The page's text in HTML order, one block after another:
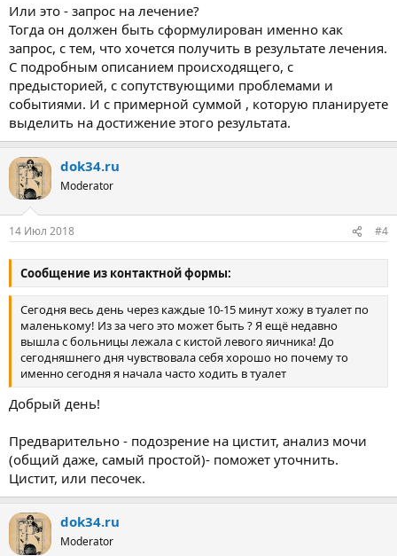
Или это - запрос на лечение?
Тогда он должен быть сформулирован именно как
запрос, с тем, что хочется получить в результате лечения.
С подробным описанием происходящего, с
предысторией, с сопутствующими проблемами и
событиями. И с примерной суммой , которую планируете
выделить на достижение этого результата.
dok34.ru
Moderator
14 Июл 2018 #4
Сообщение из контактной формы:
Сегодня весь день через каждые 10-15 минут хожу в туалет по
маленькому! Из за чего это может быть ? Я ещё недавно
вышла с больницы лежала с кистой левого яичника! До
сегодняшнего дня чувствовала себя хорошо но почему то
именно сегодня я начала часто ходить в туалет
Добрый день!
Предварительно - подозрение на цистит, анализ мочи
(общий даже, самый простой)- поможет уточнить.
Цистит, или песочек.
dok34.ru
Moderator